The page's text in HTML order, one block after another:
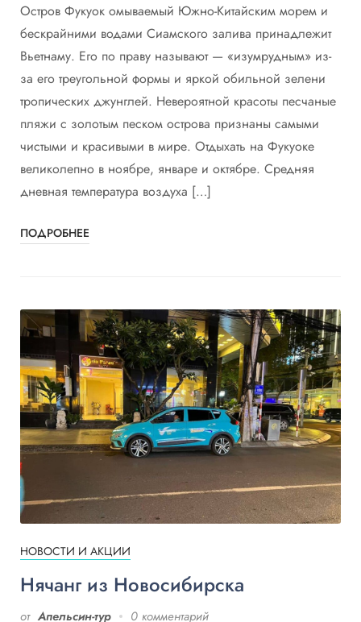
Остров Фукуок омываемый Южно-Китайским морем и
бескрайними водами Сиамского залива принадлежит
Вьетнаму. Его по праву называют — «изумрудным» из-
за его треугольной формы и яркой обильной зелени
тропических джунглей. Невероятной красоты песчаные
пляжи с золотым песком острова признаны самыми
чистыми и красивыми в мире. Отдыхать на Фукуоке
великолепно в ноябре, январе и октябре. Средняя
дневная температура воздуха […]
ПОДРОБНЕЕ
НОВОСТИ И АКЦИИ
Нячанг из Новосибирска
от Апельсин-тур 0 комментарий